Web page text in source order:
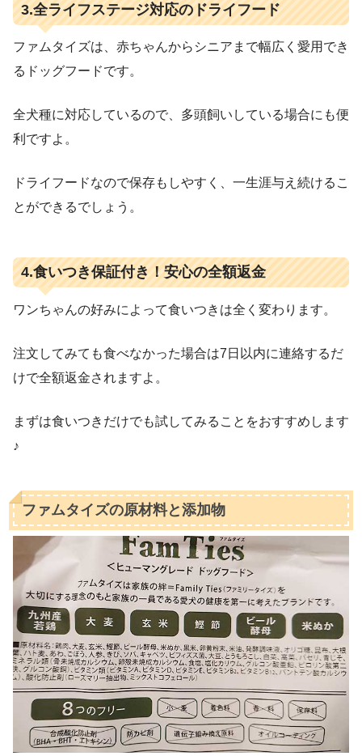
3.全ライフステージ対応のドライフード
ファムタイズは、赤ちゃんからシニアまで幅広く愛用でき
るドッグフードです。
全犬種に対応しているので、多頭飼いしている場合にも便
利ですよ。
ドライフードなので保存もしやすく、一生涯与え続けるこ
とができるでしょう。
4.食いつき保証付き！安心の全額返金
ワンちゃんの好みによって食いつきは全く変わります。
注文してみても食べなかった場合は7日以内に連絡するだ
けで全額返金されますよ。
まずは食いつきだけでも試してみることをおすすめします
♪
ファムタイズの原材料と添加物